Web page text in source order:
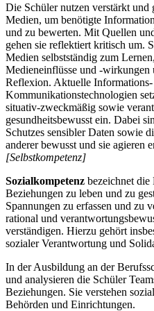
Die Schüler nutzen verstärkt
Medien, um benötigte
und zu bewerten. Mit Quellen
gehen sie reflektiert kritisch um.
Medien selbstständig zum
Medieneinflüsse und -wirkungen
Reflexion. Aktuelle Informations-
Kommunikationstechnologien
situativ-zweckmäßig sowie
gesundheitsbewusst ein. Dabei
Schutzes sensibler Daten sowie
anderer bewusst und sie agieren
[Selbstkompetenz]
Sozialkompetenz bezeichnet
Beziehungen zu leben und zu
Spannungen zu erfassen und zu
rational und
verständigen. Hierzu gehört
sozialer Verantwortung und
In der Ausbildung an der
und analysieren die Schüler
Beziehungen. Sie verstehen
Behörden und Einrichtungen.